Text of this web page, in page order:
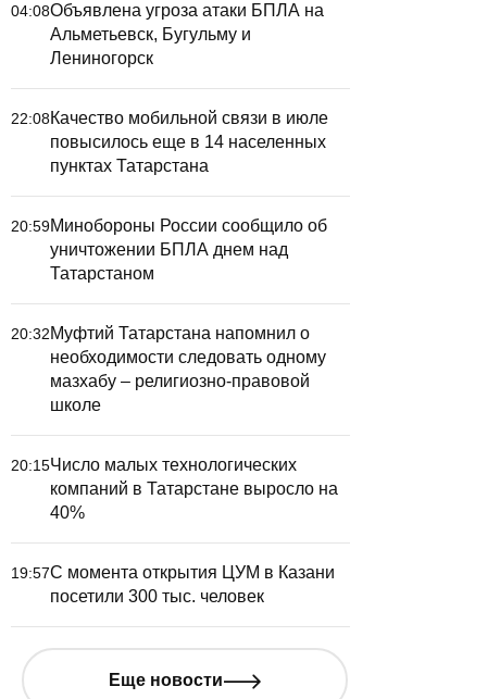
04:08Объявлена угроза атаки БПЛА на
Альметьевск, Бугульму и
Лениногорск
22:08Качество мобильной связи в июле
повысилось еще в 14 населенных
пунктах Татарстана
20:59Минобороны России сообщило об
уничтожении БПЛА днем над
Татарстаном
20:32Муфтий Татарстана напомнил о
необходимости следовать одному
мазхабу – религиозно-правовой
школе
20:15Число малых технологических
компаний в Татарстане выросло на
40%
19:57С момента открытия ЦУМ в Казани
посетили 300 тыс. человек
Еще новости